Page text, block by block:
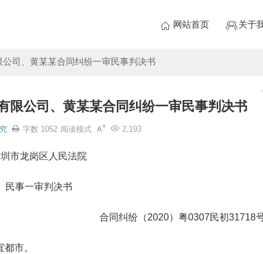
网站首页 关于
司、黄某某合同纠纷一审民事判决书
限公司、黄某某合同纠纷一审民事判决书
2,193
字数 1052 阅读模式
市龙岗区人民法院
民事一审判决书
合同纠纷（2020）粤0307民初31718
市。